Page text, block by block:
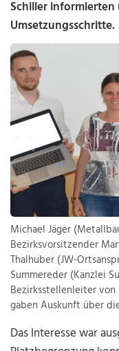
Schiller
Umsetzungsschritte.
Michael Jäger
Bezirksvorsitzender
Thalhuber (JW-
Summereder (Kanzlei
Bezirksstellenleiter von
gaben Auskunft über
Das Interesse war